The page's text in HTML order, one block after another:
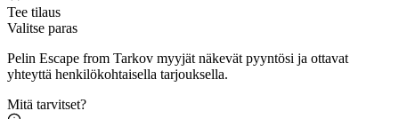
Tee tilaus
Valitse paras
Pelin Escape from Tarkov myyjät näkevät pyyntösi ja ottavat
yhteyttä henkilökohtaisella tarjouksella.
Mitä tarvitset?